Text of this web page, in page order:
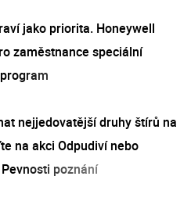
jako priorita. Honeywell
zaměstnance speciální
nejjedovatější druhy štírů na
na akci Odpudiví nebo
poznání